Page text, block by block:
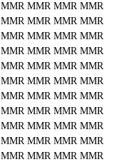
MMR MMR MMR MMR
MMR MMR MMR MMR
MMR MMR MMR MMR
MMR MMR MMR MMR
MMR MMR MMR MMR
MMR MMR MMR MMR
MMR MMR MMR MMR
MMR MMR MMR MMR
MMR MMR MMR MMR
MMR MMR MMR MMR
MMR MMR MMR MMR